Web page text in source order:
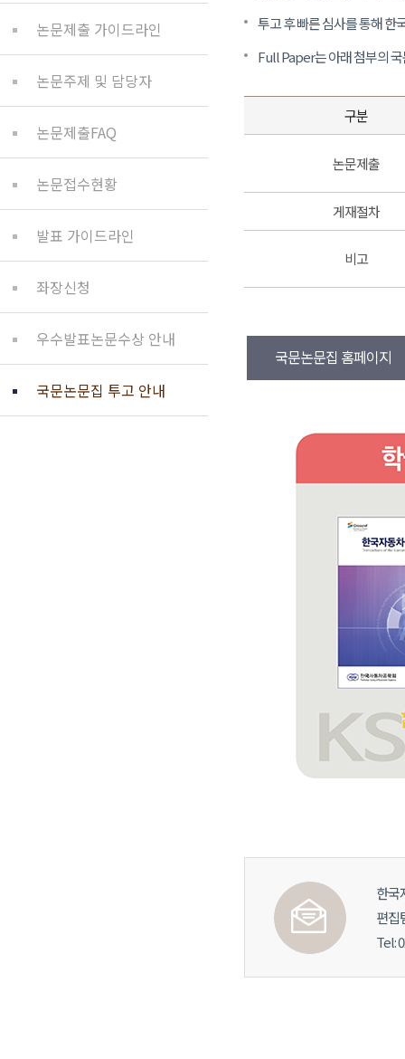
논문제출 가이드라인
논문주제 및 담당자
논문제출FAQ
논문접수현황
발표 가이드라인
좌장신청
우수발표논문수상 안내
국문논문집 투고 안내
투고 후 빠른 심사를 통해 한
Full Paper는 아래 첨부의
구분
논문제출
게재절차
비고
국문논문집 홈페이지
한국
편집
Tel: